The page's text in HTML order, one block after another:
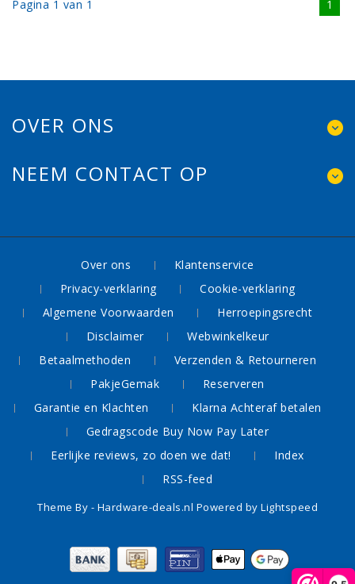
Pagina 1 van 1 1
OVER ONS
NEEM CONTACT OP
Over ons
Klantenservice
Privacy-verklaring
Cookie-verklaring
Algemene Voorwaarden
Herroepingsrecht
Disclaimer
Webwinkelkeur
Betaalmethoden
Verzenden & Retourneren
PakjeGemak
Reserveren
Garantie en Klachten
Klarna Achteraf betalen
Gedragscode Buy Now Pay Later
Eerlijke reviews, zo doen we dat!
Index
RSS-feed
Theme By - Hardware-deals.nl Powered by Lightspeed